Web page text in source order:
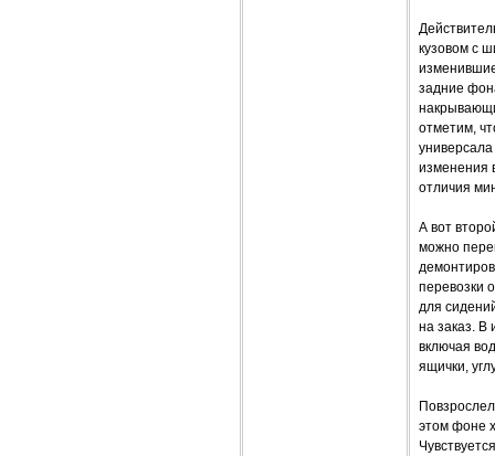
кузовом с
задние
отметим,
изменения
отличия
А вот
можно
перевозки
для
на заказ. В
включая
ящички,
этом фоне